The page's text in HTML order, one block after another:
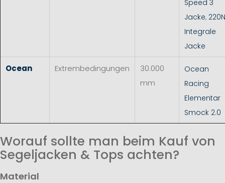
Speed 3
Jacke, 220N
Integrale
Jacke
Ocean Extrembedingungen
30.000
mm
Ocean
Racing
Elementar
Smock 2.0
Worauf sollte man beim Kauf von
Segeljacken & Tops achten?
Material